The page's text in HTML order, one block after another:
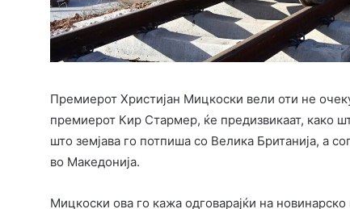
Премиерот Христијан Мицкоски вели оти не
премиерот Кир Стармер, ќе предизвикаат, како
што земјава го потпиша со Велика Британија, а
во Македонија.
Мицкоски ова го кажа одговарајќи на